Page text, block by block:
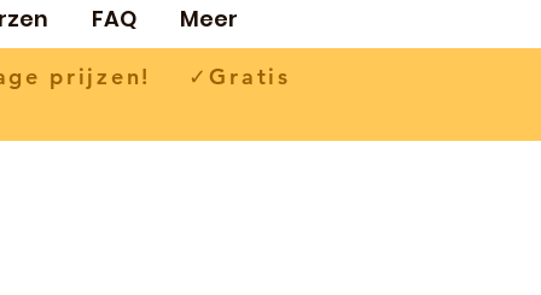
FAQ Meer
prijzen! ✓Gratis